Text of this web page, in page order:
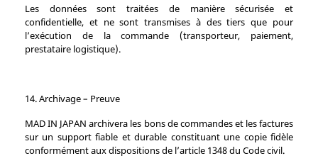
Les données sont traitées de manière sécurisée et
confidentielle, et ne sont transmises à des tiers que pour
l’exécution de la commande (transporteur, paiement,
prestataire logistique).
14. Archivage – Preuve
MAD IN JAPAN archivera les bons de commandes et les factures
sur un support fiable et durable constituant une copie fidèle
conformément aux dispositions de l’article 1348 du Code civil.